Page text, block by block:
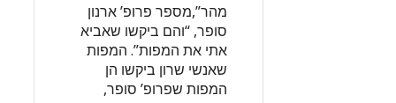
מהר”,מספר פרופ’ ארנון
סופר, “והם ביקשו שאביא
אתי את המפות”. המפות
שאנשי שרון ביקשו הן
המפות שפרופ’ סופר,